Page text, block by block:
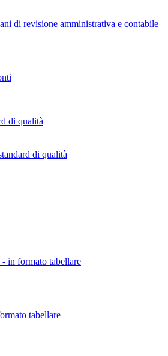
di revisione amministrativa e contabile
di qualità
di qualità
in formato tabellare
tabellare